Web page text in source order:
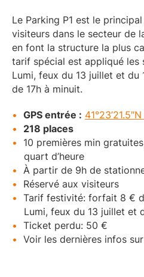
Le Parking P1 est le
visiteurs dans le secteur de
en font la structure la plus
tarif spécial est appliqué les
Lumi, feux du 13 juillet et
de 17h à minuit.
GPS entrée :
218 places
10 premières min
quart d’heure
À partir de 9h de
Réservé aux visiteurs
Tarif festivité: forfait 8 €
Lumi, feux du 13 juillet et
Ticket perdu: 50 €
Voir les dernières infos